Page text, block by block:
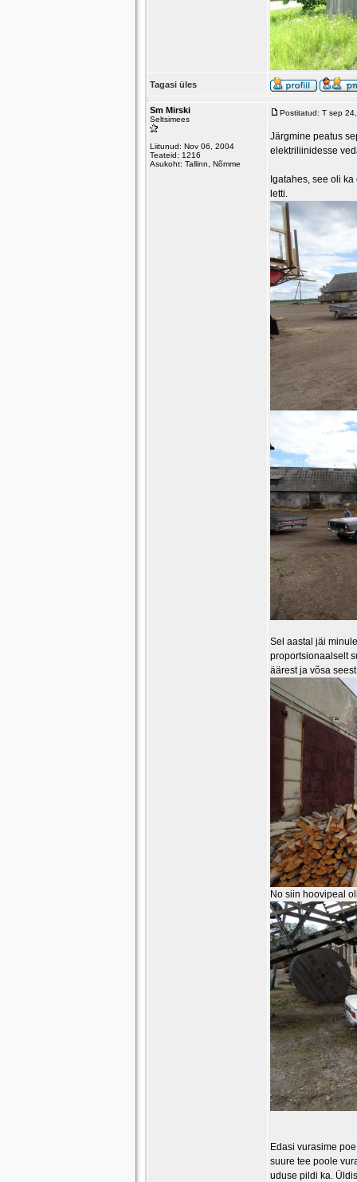
Tagasi üles
Sm Mirski
Seltsimees
Liitunud: Nov 06, 2004
Teateid: 1216
Asukoht: Tallinn, Nõmme
Postitatud: T sep
Järgmine peatus
elektriliinidesse
Igatahes, see oli
letti.
Sel aastal jäi
proportsionaalselt
äärest ja võsa
No siin hoovipeal
Edasi vurasime
suure tee poole
uduse pildi ka.